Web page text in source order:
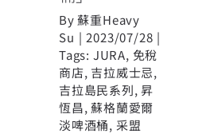
By蘇重Heavy
Su | 2023/07/28 |
Tags: JURA, 免稅
商店, 吉拉威士忌,
吉拉島民系列,昇
恆昌,蘇格蘭愛爾
淡啤酒桶, 采盟